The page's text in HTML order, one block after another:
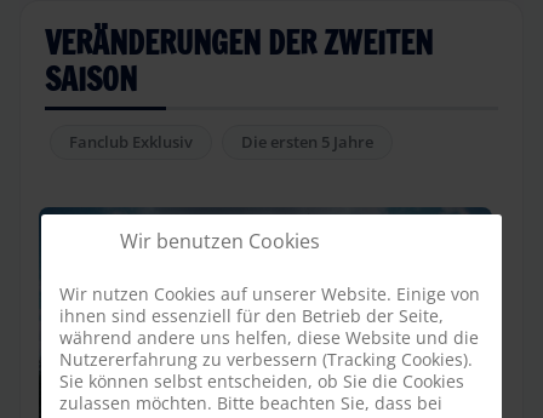
VERÄNDERUNGEN DER ZWEITEN
SAISON
Fanclub Exklusiv Die ersten 5 Jahre
Wir benutzen Cookies
Wir nutzen Cookies auf unserer Website. Einige von
ihnen sind essenziell für den Betrieb der Seite,
während andere uns helfen, diese Website und die
Nutzererfahrung zu verbessern (Tracking Cookies).
Sie können selbst entscheiden, ob Sie die Cookies
zulassen möchten. Bitte beachten Sie, dass bei